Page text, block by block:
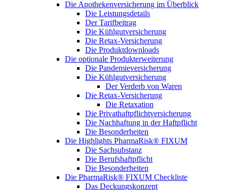
Die Apothekenversicherung im Überblick
Die Leistungsdetails
Der Tarifbeitrag
Die Kühlgutversicherung
Die Retax-Versicherung
Die Produktdownloads
Die optionale Produkterweiterung
Die Pandemieversicherung
Die Kühlgutversicherung
Der Verderb von Waren
Die Retax-Versicherung
Die Retaxation
Die Privathaftpflichtversicherung
Die Nachhaftung in der Haftpflicht
Die Besonderheiten
Die Highlights PharmaRisk® FIXUM
Die Sachsubstanz
Die Berufshaftpflicht
Die Besonderheiten
Die PharmaRisk® FIXUM Checkliste
Das Deckungskonzept